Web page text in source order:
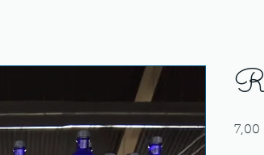
7,00